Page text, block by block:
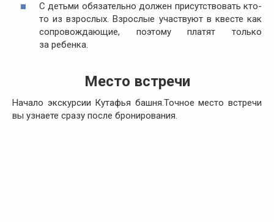
С детьми обязательно должен присутствовать кто-
то из взрослых. Взрослые участвуют в квесте как
сопровождающие, поэтому платят только
за ребенка.
Место встречи
Начало экскурсии Кутафья башня.Точное место встречи
вы узнаете сразу после бронирования.